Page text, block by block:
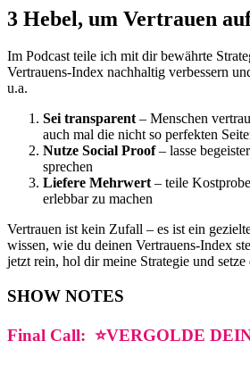
3 Hebel, um Vertrauen
Im Podcast teile ich mit dir bewährte
Vertrauens-Index nachhaltig verbessern
u.a.
Sei transparent– Menschen
auch mal die nicht so perfekten
Nutze Social Proof– lasse
sprechen
Liefere Mehrwert– teile
erlebbar zu machen
Vertrauen ist kein Zufall – es ist ein
wissen, wie du deinen Vertrauens-Index
jetzt rein, hol dir meine Strategie und
SHOW NOTES
Final Call: ⭐️VERGOLDE